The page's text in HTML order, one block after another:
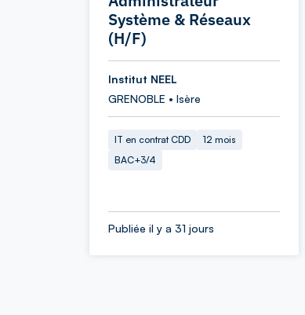
Système & Réseaux
(H/F)
Institut NEEL
GRENOBLE • Isère
IT en contrat CDD
12 mois
BAC+3/4
Publiée il y a 31 jours